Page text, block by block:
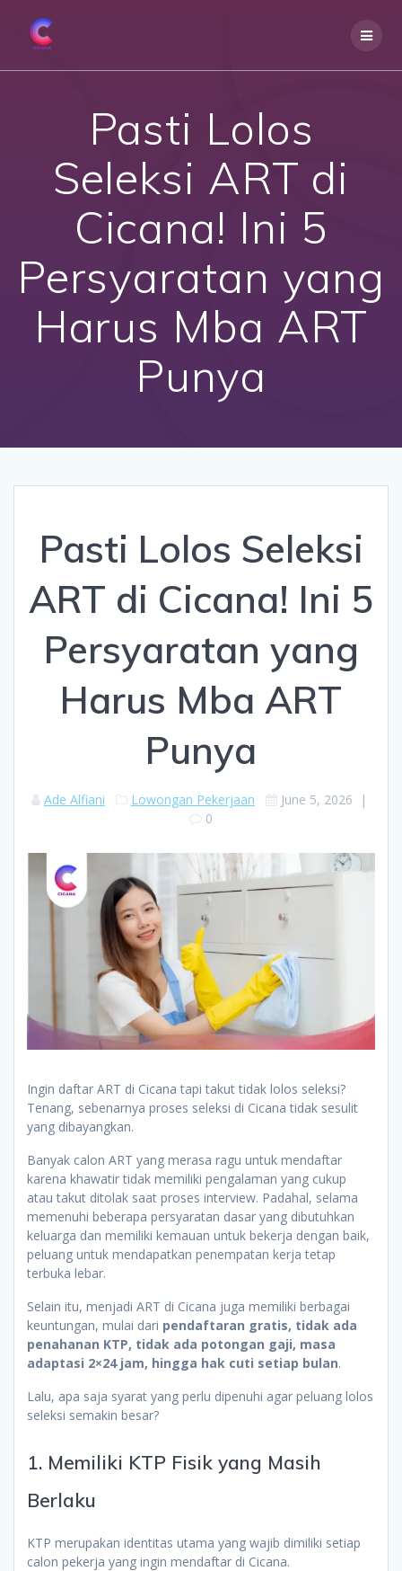
Pasti Lolos
Seleksi ART di
Cicana! Ini 5
Persyaratan yang
Harus Mba ART
Punya
Pasti Lolos Seleksi
ART di Cicana! Ini 5
Persyaratan yang
Harus Mba ART
Punya
Ade Alfiani Lowongan Pekerjaan June 5, 2026 |
0
Ingin daftar ART di Cicana tapi takut tidak lolos seleksi?
Tenang, sebenarnya proses seleksi di Cicana tidak sesulit
yang dibayangkan.
Banyak calon ART yang merasa ragu untuk mendaftar
karena khawatir tidak memiliki pengalaman yang cukup
atau takut ditolak saat proses interview. Padahal, selama
memenuhi beberapa persyaratan dasar yang dibutuhkan
keluarga dan memiliki kemauan untuk bekerja dengan baik,
peluang untuk mendapatkan penempatan kerja tetap
terbuka lebar.
Selain itu, menjadi ART di Cicana juga memiliki berbagai
keuntungan, mulai dari pendaftaran gratis, tidak ada
penahanan KTP, tidak ada potongan gaji, masa
adaptasi 2×24 jam, hingga hak cuti setiap bulan.
Lalu, apa saja syarat yang perlu dipenuhi agar peluang lolos
seleksi semakin besar?
1. Memiliki KTP Fisik yang Masih
Berlaku
KTP merupakan identitas utama yang wajib dimiliki setiap
calon pekerja yang ingin mendaftar di Cicana.